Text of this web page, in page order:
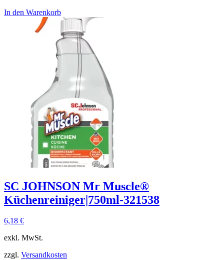
In den Warenkorb
SC JOHNSON Mr Muscle®
Küchenreiniger|750ml-321538
6,18 €
exkl. MwSt.
zzgl. Versandkosten